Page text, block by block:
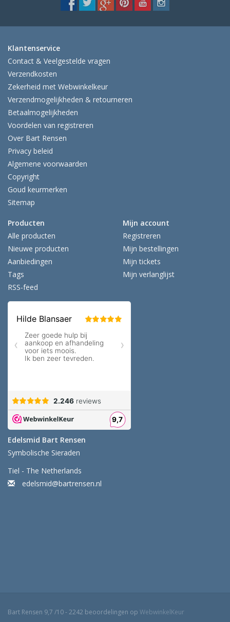
Klantenservice
Contact & Veelgestelde vragen
Verzendkosten
Zekerheid met Webwinkelkeur
Verzendmogelijkheden & retourneren
Betaalmogelijkheden
Voordelen van registreren
Over Bart Rensen
Privacy beleid
Algemene voorwaarden
Copyright
Goud keurmerken
Sitemap
Producten
Alle producten
Nieuwe producten
Aanbiedingen
Tags
RSS-feed
Mijn account
Registreren
Mijn bestellingen
Mijn tickets
Mijn verlanglijst
Edelsmid Bart Rensen
Symbolische Sieraden
Tiel - The Netherlands
edelsmid@bartrensen.nl
Bart Rensen 9,7 /10-2242 beoordelingen op WebwinkelKeur